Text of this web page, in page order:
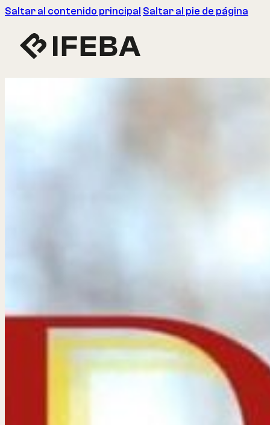
Saltar al contenido principal Saltar al pie de página